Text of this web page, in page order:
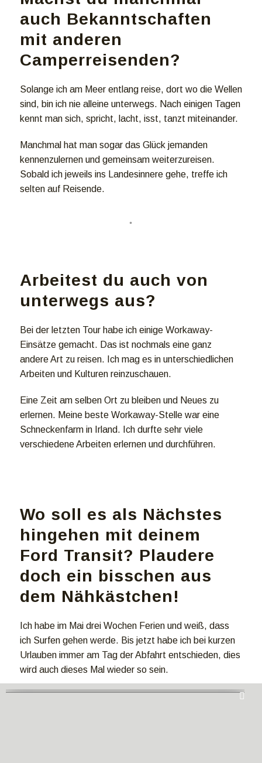
auch Bekanntschaften
mit anderen
Camperreisenden?
Solange ich am Meer entlang reise, dort wo die Wellen
sind, bin ich nie alleine unterwegs. Nach einigen Tagen
kennt man sich, spricht, lacht, isst, tanzt miteinander.
Manchmal hat man sogar das Glück jemanden
kennenzulernen und gemeinsam weiterzureisen.
Sobald ich jeweils ins Landesinnere gehe, treffe ich
selten auf Reisende.
Arbeitest du auch von
unterwegs aus?
Bei der letzten Tour habe ich einige Workaway-
Einsätze gemacht. Das ist nochmals eine ganz
andere Art zu reisen. Ich mag es in unterschiedlichen
Arbeiten und Kulturen reinzuschauen.
Eine Zeit am selben Ort zu bleiben und Neues zu
erlernen. Meine beste Workaway-Stelle war eine
Schneckenfarm in Irland. Ich durfte sehr viele
verschiedene Arbeiten erlernen und durchführen.
Wo soll es als Nächstes
hingehen mit deinem
Ford Transit? Plaudere
doch ein bisschen aus
dem Nähkästchen!
Ich habe im Mai drei Wochen Ferien und weiß, dass
ich Surfen gehen werde. Bis jetzt habe ich bei kurzen
Urlauben immer am Tag der Abfahrt entschieden, dies
wird auch dieses Mal wieder so sein.
Die Entscheidung liegt zwischen Galicien, Bretagne,